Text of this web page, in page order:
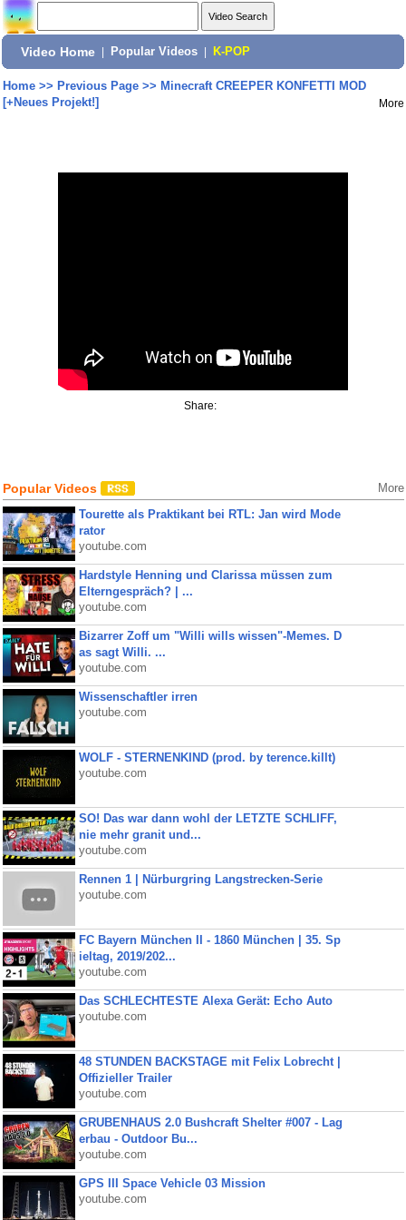
Video Home Popular Videos K-POP
Home>> Previous Page>> Minecraft CREEPER KONFETTI MOD
[+Neues Projekt!]
More
Share:
Popular Videos More
Tourette als Praktikant bei RTL: Jan wird Mode
rator
youtube.com
Hardstyle Henning und Clarissa müssen zum
Elterngespräch? | ...
youtube.com
Bizarrer Zoff um "Willi wills wissen"-Memes. D
as sagt Willi. ...
youtube.com
Wissenschaftler irren
youtube.com
WOLF - STERNENKIND (prod. by terence.killt)
youtube.com
SO! Das war dann wohl der LETZTE SCHLIFF,
nie mehr granit und...
youtube.com
Rennen 1 | Nürburgring Langstrecken-Serie
youtube.com
FC Bayern München II - 1860 München | 35. Sp
ieltag, 2019/202...
youtube.com
Das SCHLECHTESTE Alexa Gerät: Echo Auto
youtube.com
48 STUNDEN BACKSTAGE mit Felix Lobrecht |
Offizieller Trailer
youtube.com
GRUBENHAUS 2.0 Bushcraft Shelter #007 - Lag
erbau - Outdoor Bu...
youtube.com
GPS III Space Vehicle 03 Mission
youtube.com